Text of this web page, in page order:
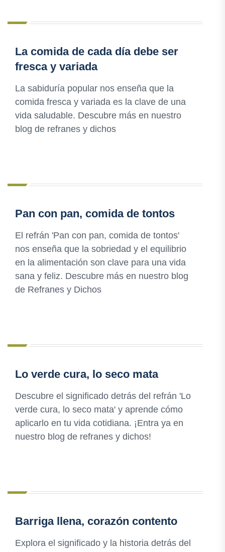
La comida de cada día debe ser
fresca y variada
La sabiduría popular nos enseña que la
comida fresca y variada es la clave de una
vida saludable. Descubre más en nuestro
blog de refranes y dichos
Pan con pan, comida de tontos
El refrán 'Pan con pan, comida de tontos'
nos enseña que la sobriedad y el equilibrio
en la alimentación son clave para una vida
sana y feliz. Descubre más en nuestro blog
de Refranes y Dichos
Lo verde cura, lo seco mata
Descubre el significado detrás del refrán 'Lo
verde cura, lo seco mata' y aprende cómo
aplicarlo en tu vida cotidiana. ¡Entra ya en
nuestro blog de refranes y dichos!
Barriga llena, corazón contento
Explora el significado y la historia detrás del